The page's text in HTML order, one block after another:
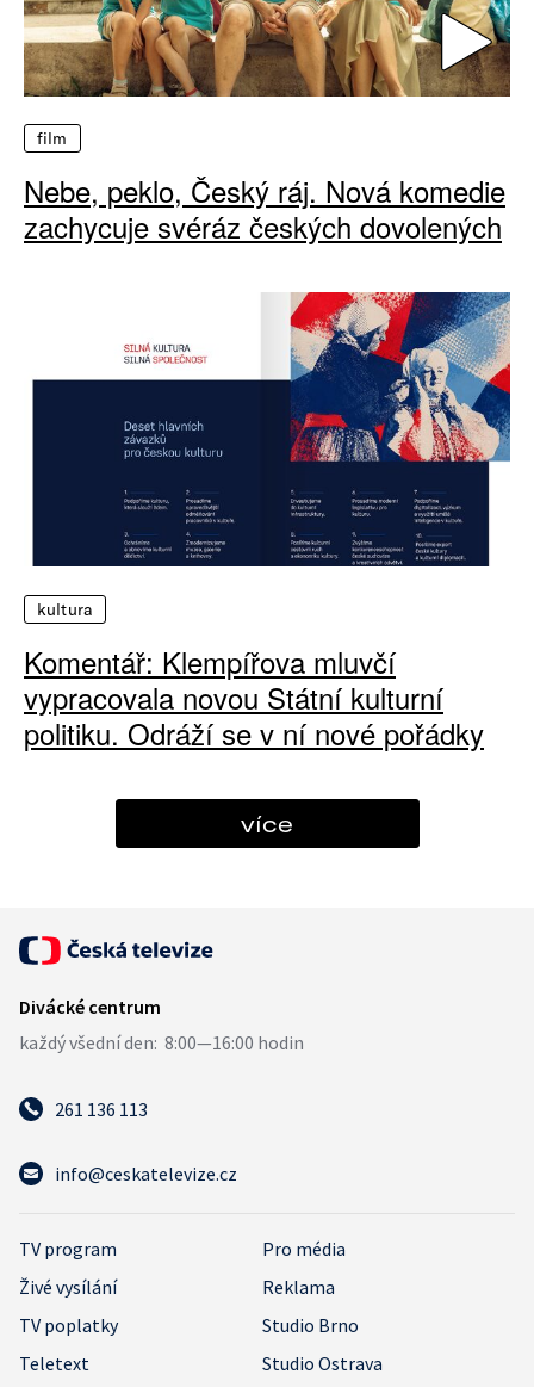
film
Nebe, peklo, Český ráj. Nová komedie
zachycuje svéráz českých dovolených
kultura
Komentář: Klempířova mluvčí
vypracovala novou Státní kulturní
politiku. Odráží se v ní nové pořádky
více
261 136 113
info@ceskatelevize.cz
TV program
Pro média
Živé vysílání
Reklama
TV poplatky
Studio Brno
Teletext
Studio Ostrava